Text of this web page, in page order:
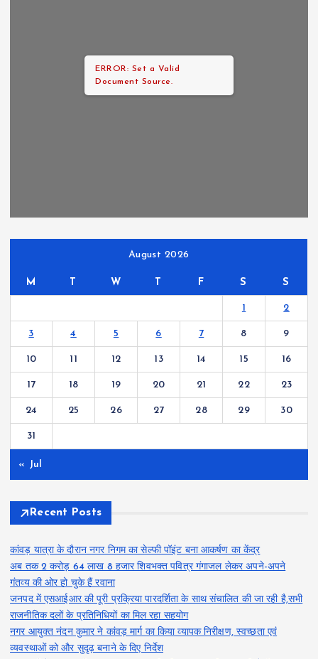
ERROR: Set a Valid
Document Source.
August 2026
M T W T F S S
1 2
3 4 5 6 7 8 9
10 11 12 13 14 15 16
17 18 19 20 21 22 23
24 25 26 27 28 29 30
31
« Jul
Recent Posts
कांवड़ यात्रा के दौरान नगर निगम का सेल्फी पॉइंट बना आकर्षण का केंद्र
अब तक 2 करोड़ 64 लाख 8 हजार शिवभक्त पवित्र गंगाजल लेकर अपने-अपने
गंतव्य की ओर हो चुके हैं रवाना
जनपद में एसआईआर की पूरी प्रक्रिया पारदर्शिता के साथ संचालित की जा रही है,सभी
राजनीतिक दलों के प्रतिनिधियों का मिल रहा सहयोग
नगर आयुक्त नंदन कुमार ने कांवड़ मार्ग का किया व्यापक निरीक्षण, स्वच्छता एवं
व्यवस्थाओं को और सुदृढ़ बनाने के दिए निर्देश